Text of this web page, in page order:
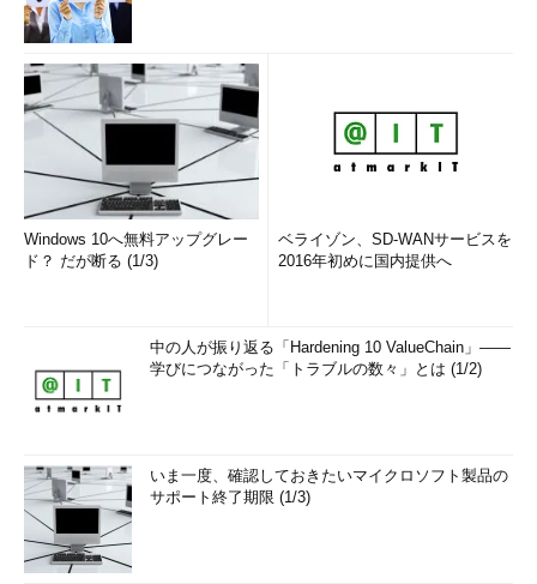
Windows 10へ無料アップグレー
ド？ だが断る (1/3)
ベライゾン、SD-WANサービスを
2016年初めに国内提供へ
中の人が振り返る「Hardening 10 ValueChain」――
学びにつながった「トラブルの数々」とは (1/2)
いま一度、確認しておきたいマイクロソフト製品の
サポート終了期限 (1/3)